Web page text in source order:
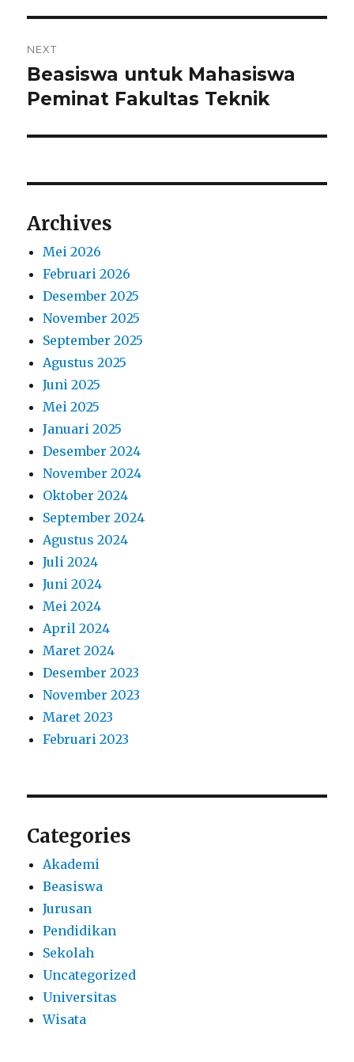
NEXT
Next
post:
Beasiswa untuk Mahasiswa
Peminat Fakultas Teknik
Archives
Mei 2026
Februari 2026
Desember 2025
November 2025
September 2025
Agustus 2025
Juni 2025
Mei 2025
Januari 2025
Desember 2024
November 2024
Oktober 2024
September 2024
Agustus 2024
Juli 2024
Juni 2024
Mei 2024
April 2024
Maret 2024
Desember 2023
November 2023
Maret 2023
Februari 2023
Categories
Akademi
Beasiswa
Jurusan
Pendidikan
Sekolah
Uncategorized
Universitas
Wisata